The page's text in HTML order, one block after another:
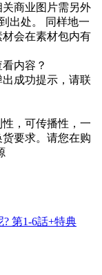
商业图片需另外
出处。 同样地一
会在素材包内有
内容？
成功提示，请联
，可传播性，一
要求。请您在购
第1-6話+特典